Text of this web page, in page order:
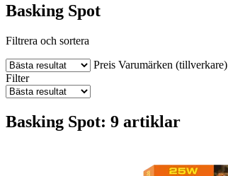
Basking Spot
Filtrera och sortera
Preis Varumärken (tillverkare)
Filter
Basking Spot: 9 artiklar